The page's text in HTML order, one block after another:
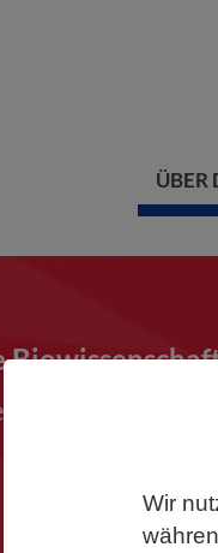
Wir
ÜBER
im VBIO und